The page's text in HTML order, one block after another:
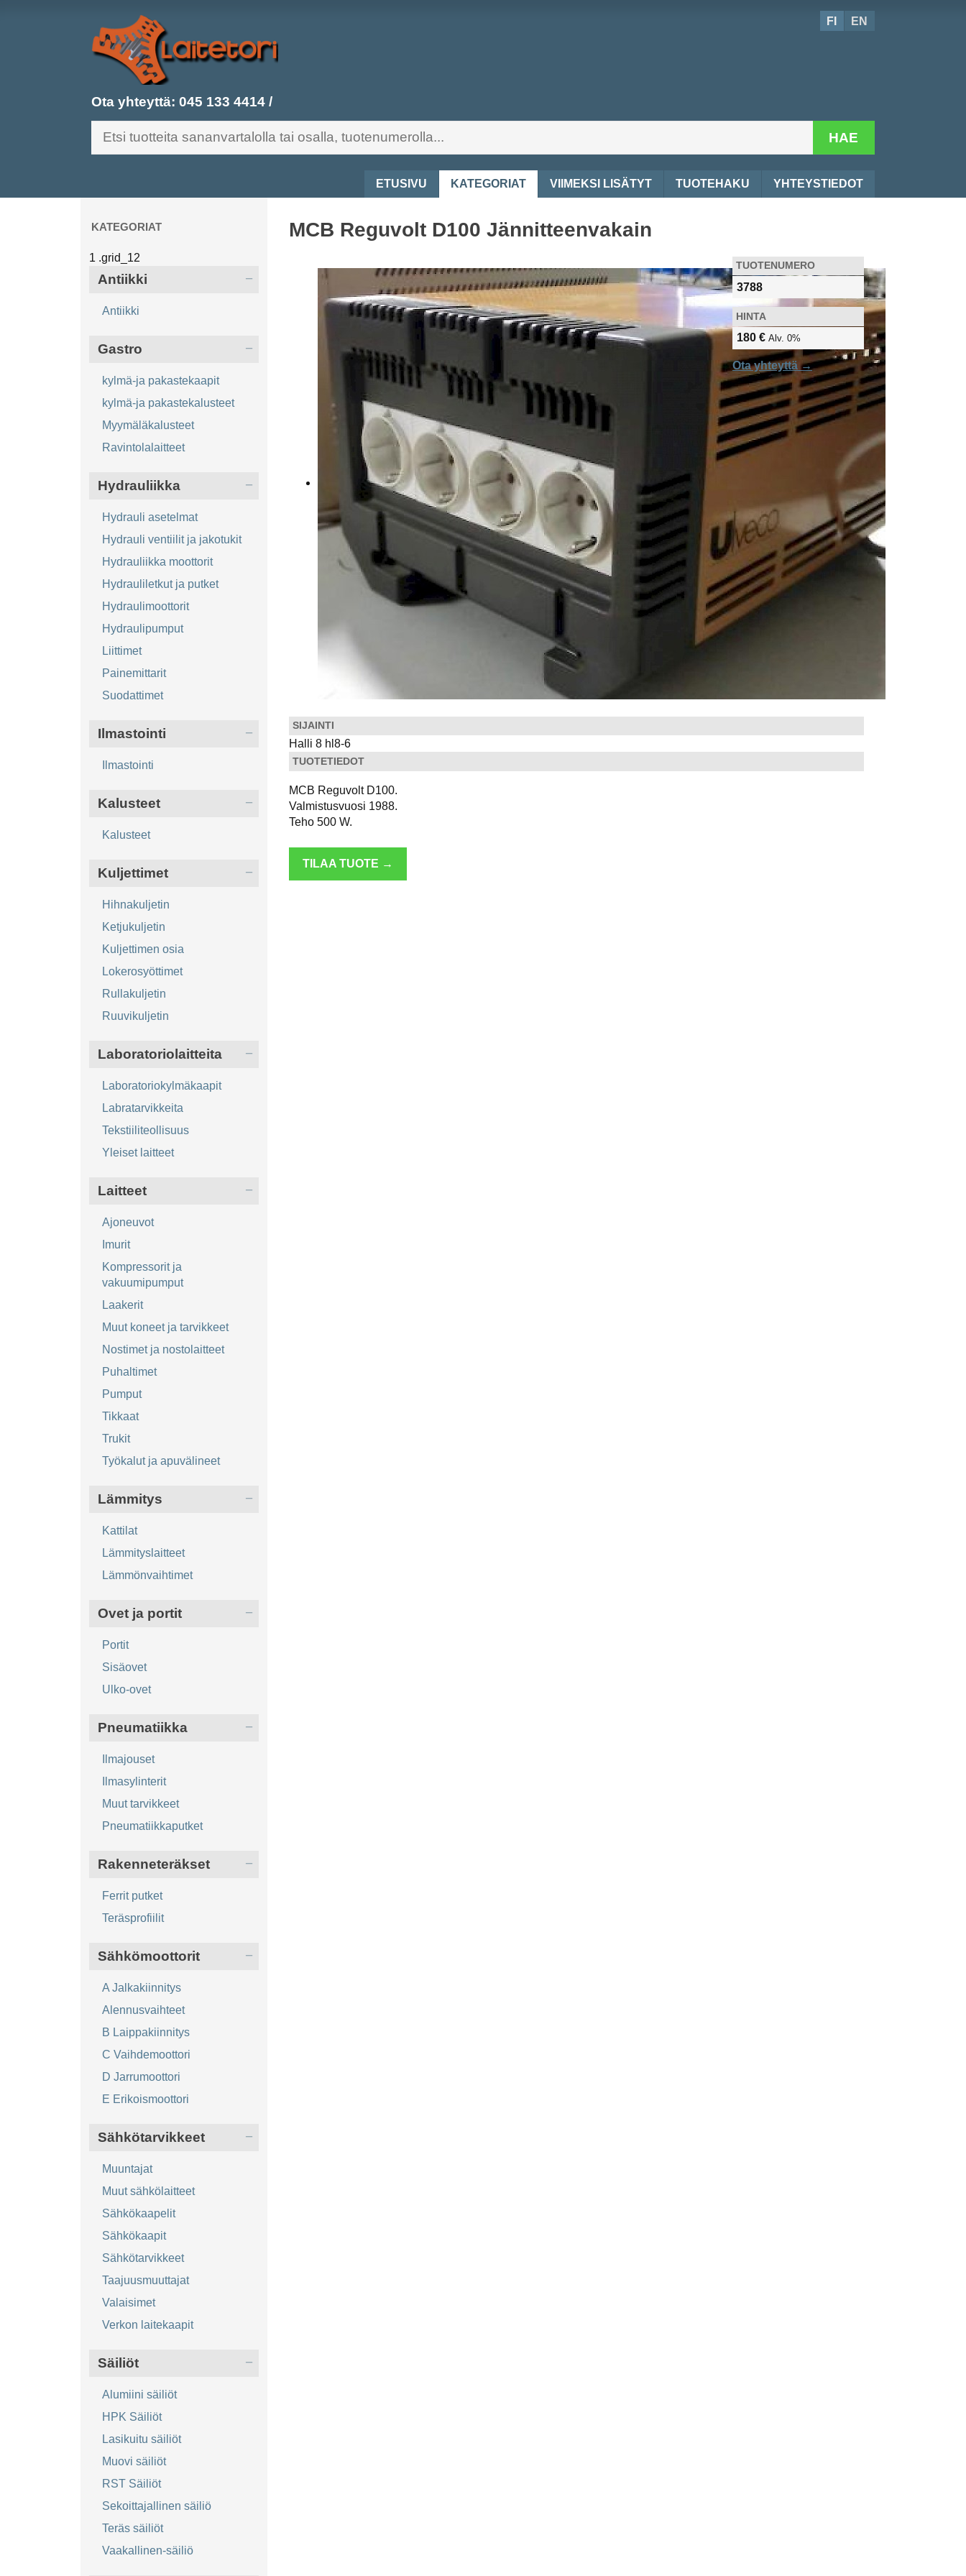
Ota yhteyttä: 045 133 4414 /
HAE
FI EN
ETUSIVU KATEGORIAT VIIMEKSI LISÄTYT TUOTEHAKU YHTEYSTIEDOT
MCB Reguvolt D100 Jännitteenvakain
TUOTENUMERO
3788
HINTA
180 € Alv. 0%
Ota yhteyttä →
SIJAINTI
Halli 8 hl8-6
TUOTETIEDOT
MCB Reguvolt D100.
Valmistusvuosi 1988.
Teho 500 W.
TILAA TUOTE →
KATEGORIAT
Antiikki
Antiikki
Gastro
kylmä-ja pakastekaapit
kylmä-ja pakastekalusteet
Myymäläkalusteet
Ravintolalaitteet
Hydrauliikka
Hydrauli asetelmat
Hydrauli ventiilit ja jakotukit
Hydrauliikka moottorit
Hydrauliletkut ja putket
Hydraulimoottorit
Hydraulipumput
Liittimet
Painemittarit
Suodattimet
Ilmastointi
Ilmastointi
Kalusteet
Kalusteet
Kuljettimet
Hihnakuljetin
Ketjukuljetin
Kuljettimen osia
Lokerosyöttimet
Rullakuljetin
Ruuvikuljetin
Laboratoriolaitteita
Laboratoriokylmäkaapit
Labratarvikkeita
Tekstiiliteollisuus
Yleiset laitteet
Laitteet
Ajoneuvot
Imurit
Kompressorit ja
vakuumipumput
Laakerit
Muut koneet ja tarvikkeet
Nostimet ja nostolaitteet
Puhaltimet
Pumput
Tikkaat
Trukit
Työkalut ja apuvälineet
Lämmitys
Kattilat
Lämmityslaitteet
Lämmönvaihtimet
Ovet ja portit
Portit
Sisäovet
Ulko-ovet
Pneumatiikka
Ilmajouset
Ilmasylinterit
Muut tarvikkeet
Pneumatiikkaputket
Rakenneteräkset
Ferrit putket
Teräsprofiilit
Sähkömoottorit
A Jalkakiinnitys
Alennusvaihteet
B Laippakiinnitys
C Vaihdemoottori
D Jarrumoottori
E Erikoismoottori
Sähkötarvikkeet
Muuntajat
Muut sähkölaitteet
Sähkökaapelit
Sähkökaapit
Sähkötarvikkeet
Taajuusmuuttajat
Valaisimet
Verkon laitekaapit
Säiliöt
Alumiini säiliöt
HPK Säiliöt
Lasikuitu säiliöt
Muovi säiliöt
RST Säiliöt
Sekoittajallinen säiliö
Teräs säiliöt
Vaakallinen-säiliö